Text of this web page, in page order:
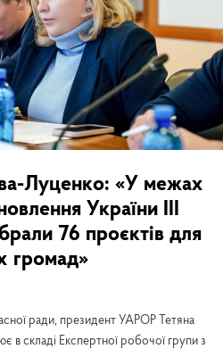
Луценко: «У межах
України ІІІ
76 проєктів для
громад»
ради, президент УАРОР Тетяна
в складі Експертної робочої групи з